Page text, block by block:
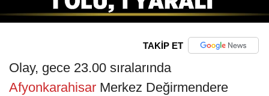
TAKİP ET
Olay, gece 23.00 sıralarında
Afyonkarahisar Merkez Değirmendere